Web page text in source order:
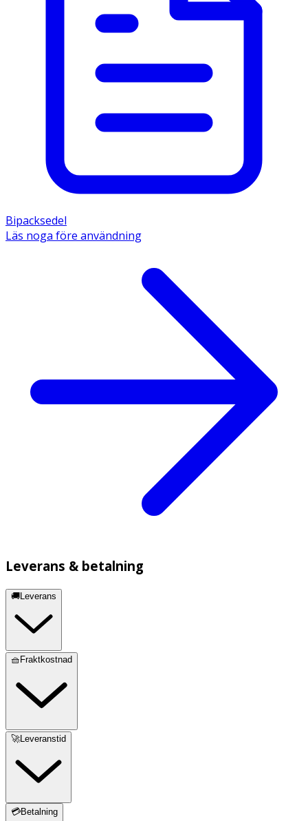
Bipacksedel
Läs noga före användning
Leverans & betalning
🚚Leverans
🧺Fraktkostnad
🚀Leveranstid
💳Betalning